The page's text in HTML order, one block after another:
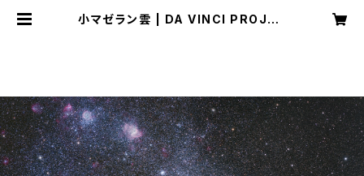
小マゼラン雲 | DA VINCI PROJEC